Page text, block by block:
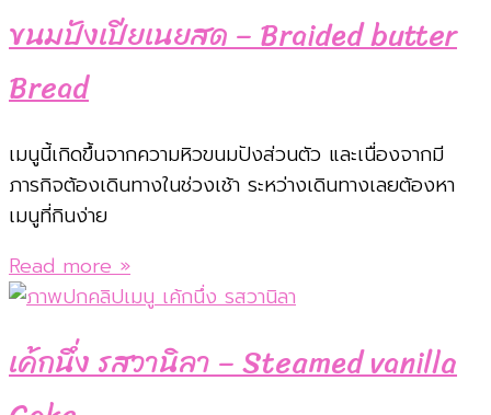
ขนมปังเปียเนยสด – Braided butter
Bread
เมนูนี้เกิดขึ้นจากความหิวขนมปังส่วนตัว และเนื่องจากมี
ภารกิจต้องเดินทางในช่วงเช้า ระหว่างเดินทางเลยต้องหา
เมนูที่กินง่าย
Read more »
เค้กนึ่ง รสวานิลา – Steamed vanilla